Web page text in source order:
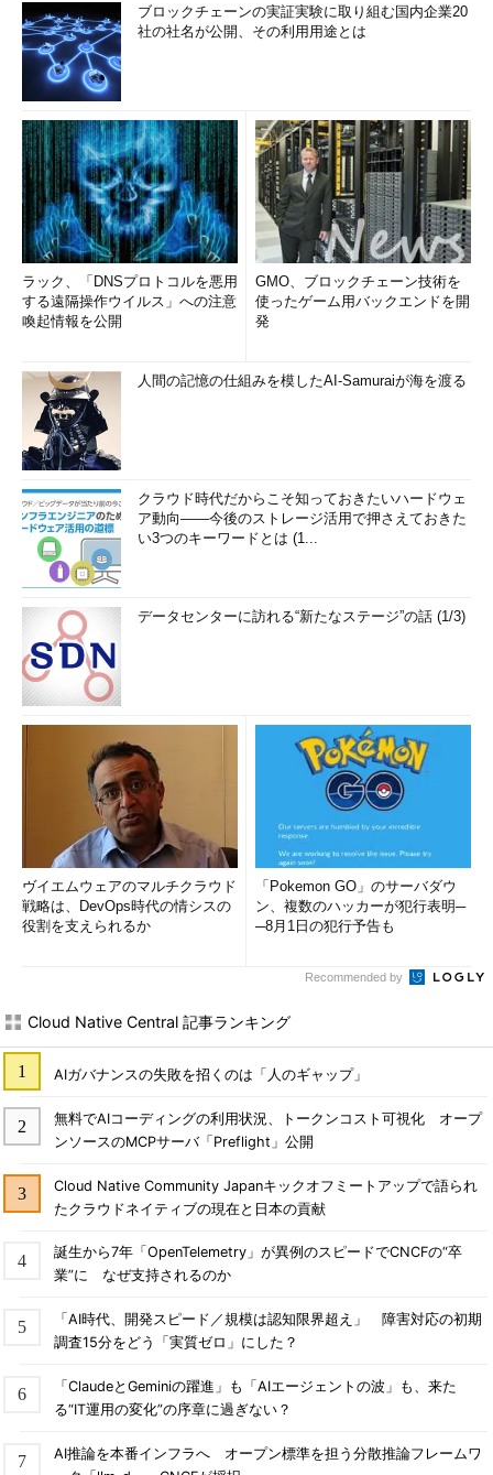
ブロックチェーンの実証実験に取り組む国内企業20
社の社名が公開、その利用用途とは
ラック、「DNSプロトコルを悪用
する遠隔操作ウイルス」への注意
喚起情報を公開
GMO、ブロックチェーン技術を
使ったゲーム用バックエンドを開
発
人間の記憶の仕組みを模したAI-Samuraiが海を渡る
クラウド時代だからこそ知っておきたいハードウェ
ア動向――今後のストレージ活用で押さえておきた
い3つのキーワードとは (1...
データセンターに訪れる“新たなステージ”の話 (1/3)
ヴイエムウェアのマルチクラウド
戦略は、DevOps時代の情シスの
役割を支えられるか
「Pokemon GO」のサーバダウ
ン、複数のハッカーが犯行表明─
─8月1日の犯行予告も
Recommended by
Cloud Native Central 記事ランキング
AIガバナンスの失敗を招くのは「人のギャップ」
無料でAIコーディングの利用状況、トークンコスト可視化 オープ
ンソースのMCPサーバ「Preflight」公開
Cloud Native Community Japanキックオフミートアップで語られ
たクラウドネイティブの現在と日本の貢献
誕生から7年「OpenTelemetry」が異例のスピードでCNCFの“卒
業”に なぜ支持されるのか
「AI時代、開発スピード／規模は認知限界超え」 障害対応の初期
調査15分をどう「実質ゼロ」にした？
「ClaudeとGeminiの躍進」も「AIエージェントの波」も、来た
る“IT運用の変化”の序章に過ぎない？
AI推論を本番インフラへ オープン標準を担う分散推論フレームワ